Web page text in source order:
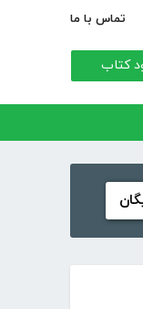
تماس با ما
کتاب